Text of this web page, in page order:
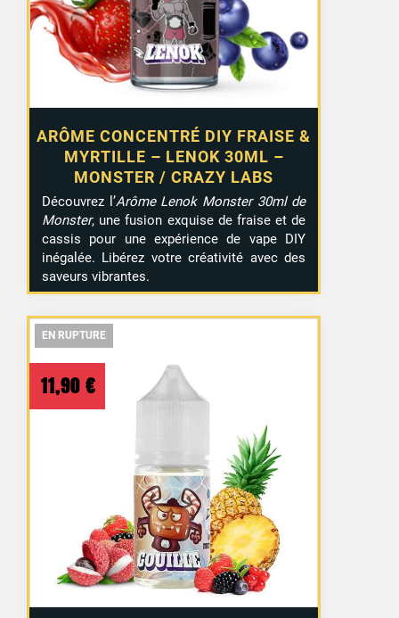
ARÔME CONCENTRÉ DIY FRAISE &
MYRTILLE – LENOK 30ML –
MONSTER / CRAZY LABS
Découvrez l’Arôme Lenok Monster 30ml de
Monster, une fusion exquise de fraise et de
cassis pour une expérience de vape DIY
inégalée. Libérez votre créativité avec des
saveurs vibrantes.
EN RUPTURE
EN RUPTURE
11,90 €
EN RUPTURE